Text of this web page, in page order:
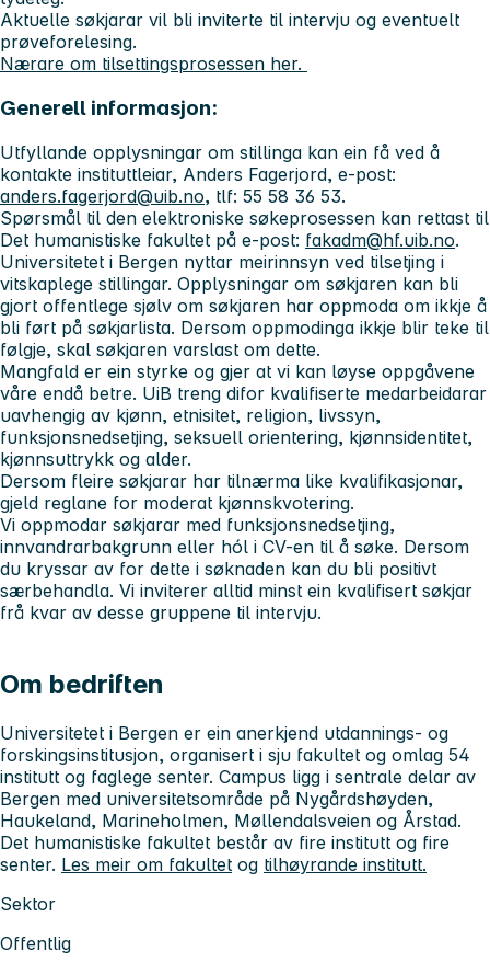
Aktuelle søkjarar vil bli inviterte til intervju og eventuelt
prøveforelesing.
Nærare om tilsettingsprosessen her.
Generell informasjon:
Utfyllande opplysningar om stillinga kan ein få ved å
kontakte instituttleiar, Anders Fagerjord, e-post:
anders.fagerjord@uib.no, tlf: 55 58 36 53.
Spørsmål til den elektroniske søkeprosessen kan rettast til
Det humanistiske fakultet på e-post: fakadm@hf.uib.no.
Universitetet i Bergen nyttar meirinnsyn ved tilsetjing i
vitskaplege stillingar. Opplysningar om søkjaren kan bli
gjort offentlege sjølv om søkjaren har oppmoda om ikkje å
bli ført på søkjarlista. Dersom oppmodinga ikkje blir teke til
følgje, skal søkjaren varslast om dette.
Mangfald er ein styrke og gjer at vi kan løyse oppgåvene
våre endå betre. UiB treng difor kvalifiserte medarbeidarar
uavhengig av kjønn, etnisitet, religion, livssyn,
funksjonsnedsetjing, seksuell orientering, kjønnsidentitet,
kjønnsuttrykk og alder.
Dersom fleire søkjarar har tilnærma like kvalifikasjonar,
gjeld reglane for moderat kjønnskvotering.
Vi oppmodar søkjarar med funksjonsnedsetjing,
innvandrarbakgrunn eller hól i CV-en til å søke. Dersom
du kryssar av for dette i søknaden kan du bli positivt
særbehandla. Vi inviterer alltid minst ein kvalifisert søkjar
frå kvar av desse gruppene til intervju.
Om bedriften
Universitetet i Bergen er ein anerkjend utdannings- og
forskingsinstitusjon, organisert i sju fakultet og omlag 54
institutt og faglege senter. Campus ligg i sentrale delar av
Bergen med universitetsområde på Nygårdshøyden,
Haukeland, Marineholmen, Møllendalsveien og Årstad.
Det humanistiske fakultet består av fire institutt og fire
senter. Les meir om fakultet og tilhøyrande institutt.
Sektor
Offentlig